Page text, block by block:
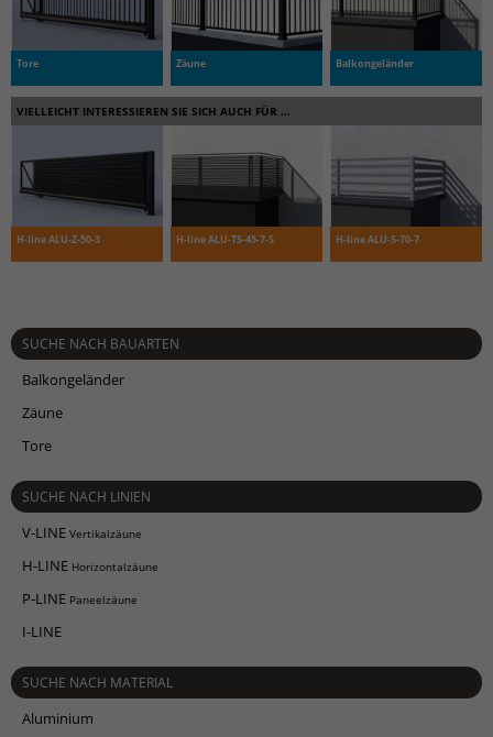
SUCHE NACH BAUARTEN
Balkongeländer
Zäune
Tore
SUCHE NACH LINIEN
V-LINE Vertikalzäune
H-LINE Horizontalzäune
P-LINE Paneelzäune
I-LINE
SUCHE NACH MATERIAL
Aluminium
Tore Zäune Balkongeländer
VIELLEICHT INTERESSIEREN SIE SICH AUCH FÜR …
H-line ALU-Z-50-3 H-line ALU-TS-45-7-S H-line ALU-S-70-7